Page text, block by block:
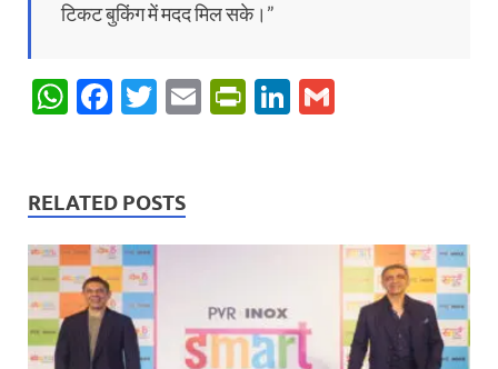
टिकट बुकिंग में मदद मिल सके।”
W
s
A
p
p
F
b
o
o
k
T
er
E
P
ie
dl
y
Li
dI
RELATED POSTS